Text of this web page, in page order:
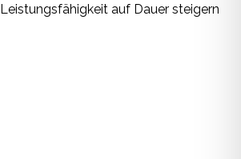
Leistungsfähigkeit auf Dauer steigern